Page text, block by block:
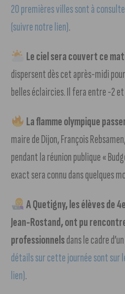
20 premières villes sont à
(suivre notre lien).
Le ciel sera couvert ce
dispersent dès cet après-midi
belles éclaircies. Il fera entre -2
La flamme olympique
maire de Dijon, François
pendant la réunion publique «
exact sera connu dans quelques
A Quetigny, les élèves de
Jean-Rostand, ont pu
professionnelsdans le cadre
détails sur cette journée sont sur
lien).